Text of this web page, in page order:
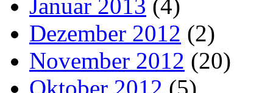
Januar 2013 (4)
Dezember 2012 (2)
November 2012 (20)
Oktober 2012 (5)